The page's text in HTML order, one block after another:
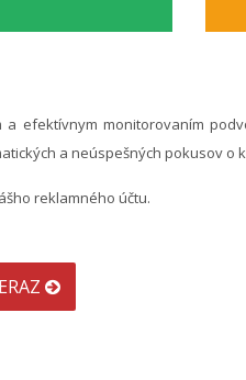
efektívnym monitorovaním
a neúspešných pokusov o
reklamného účtu.